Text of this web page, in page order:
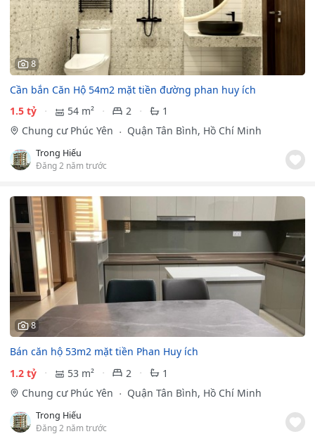
8
Cần bắn Căn Hộ 54m2 mặt tiền đường phan huy ích
1.5 tỷ
54 m² 2
1
Chung cư Phúc Yên
Quận Tân Bình, Hồ Chí Minh
Trong Hiếu
Đăng 2 năm trước
8
Bán căn hộ 53m2 mặt tiền Phan Huy ích
1.2 tỷ
53 m² 2
1
Chung cư Phúc Yên
Quận Tân Bình, Hồ Chí Minh
Trong Hiếu
Đăng 2 năm trước